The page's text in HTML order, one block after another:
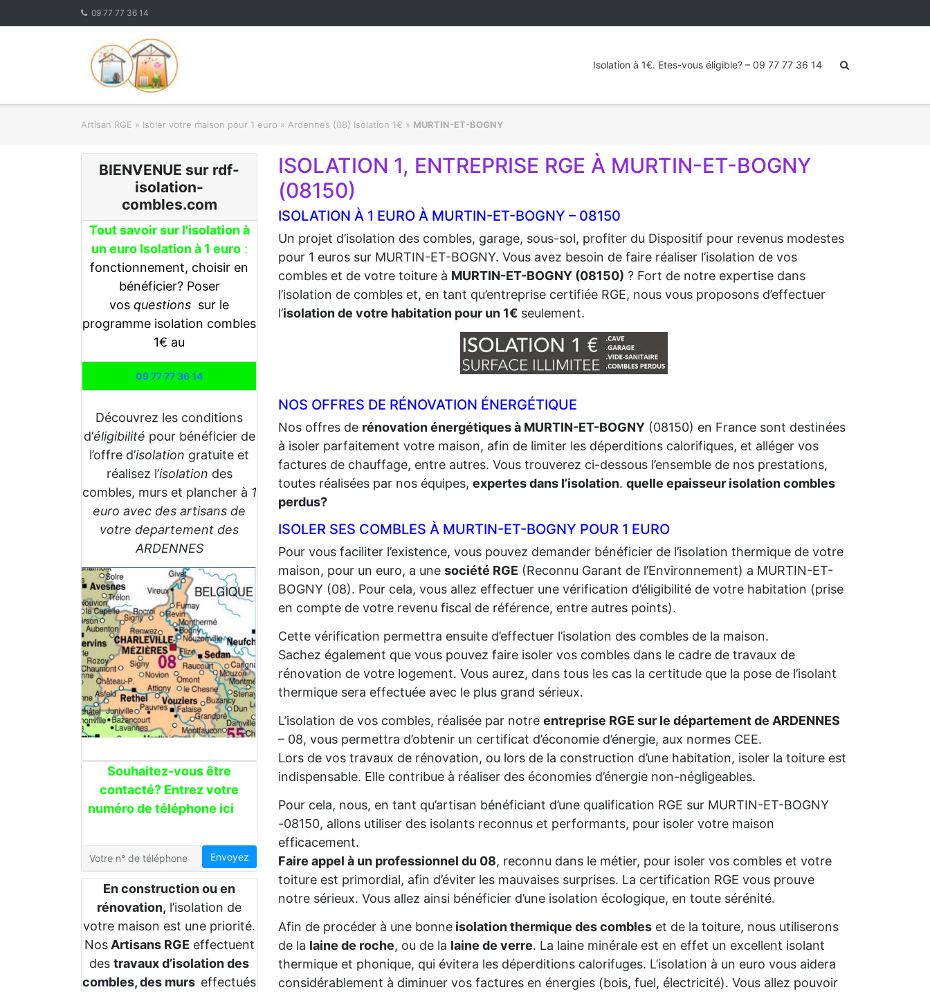
09 77 77 36 14
Isolation à 1€. Etes-vous éligible? – 09 77 77 36 14
Artisan RGE » Isoler votre maison pour 1 euro » Ardennes (08) Isolation 1€ » MURTIN-ET-BOGNY
BIENVENUE sur rdf-
isolation-
combles.com
Tout savoir sur l'isolation à
un euro Isolation à 1 euro:
fonctionnement, choisir en
bénéficier? Poser
vos questions sur le
programme isolation combles
1€ au
09 77 77 36 14
Découvrez les conditions
d’éligibilité pour bénéficier de
l’offre d’isolation gratuite et
réalisez l’isolation des
combles, murs et plancher à 1
euro avec des artisans de
votre departement des
ARDENNES
Souhaitez-vous être
contacté? Entrez votre
numéro de téléphone ici
Envoyez
En construction ou en
rénovation, l’isolation de
votre maison est une priorité.
NosArtisans RGE effectuent
des travaux d’isolation des
combles, des murs effectués
ISOLATION 1, ENTREPRISE RGE À MURTIN-ET-BOGNY
(08150)
ISOLATION À 1 EURO À MURTIN-ET-BOGNY – 08150
Un projet d’isolation des combles, garage, sous-sol, profiter du Dispositif pour revenus modestes
pour 1 euros sur MURTIN-ET-BOGNY. Vous avez besoin de faire réaliser l’isolation de vos
combles et de votre toiture à MURTIN-ET-BOGNY (08150) ? Fort de notre expertise dans
l’isolation de combles et, en tant qu’entreprise certifiée RGE, nous vous proposons d’effectuer
l’isolation de votre habitation pour un 1€ seulement.
NOS OFFRES DE RÉNOVATION ÉNERGÉTIQUE
Nos offres de rénovation énergétiques à MURTIN-ET-BOGNY (08150) en France sont destinées
à isoler parfaitement votre maison, afin de limiter les déperditions calorifiques, et alléger vos
factures de chauffage, entre autres. Vous trouverez ci-dessous l’ensemble de nos prestations,
toutes réalisées par nos équipes, expertes dans l’isolation. quelle epaisseur isolation combles
perdus?
ISOLER SES COMBLES À MURTIN-ET-BOGNY POUR 1 EURO
Pour vous faciliter l’existence, vous pouvez demander bénéficier de l’isolation thermique de votre
maison, pour un euro, a une société RGE (Reconnu Garant de l’Environnement) a MURTIN-ET-
BOGNY (08). Pour cela, vous allez effectuer une vérification d’éligibilité de votre habitation (prise
en compte de votre revenu fiscal de référence, entre autres points).
Cette vérification permettra ensuite d’effectuer l’isolation des combles de la maison.
Sachez également que vous pouvez faire isoler vos combles dans le cadre de travaux de
rénovation de votre logement. Vous aurez, dans tous les cas la certitude que la pose de l’isolant
thermique sera effectuée avec le plus grand sérieux.
L’isolation de vos combles, réalisée par notre entreprise RGE sur le département de ARDENNES
– 08, vous permettra d’obtenir un certificat d’économie d’énergie, aux normes CEE.
Lors de vos travaux de rénovation, ou lors de la construction d’une habitation, isoler la toiture est
indispensable. Elle contribue à réaliser des économies d’énergie non-négligeables.
Pour cela, nous, en tant qu’artisan bénéficiant d’une qualification RGE sur MURTIN-ET-BOGNY
-08150, allons utiliser des isolants reconnus et performants, pour isoler votre maison
efficacement.
Faire appel à un professionnel du 08, reconnu dans le métier, pour isoler vos combles et votre
toiture est primordial, afin d’éviter les mauvaises surprises. La certification RGE vous prouve
notre sérieux. Vous allez ainsi bénéficier d’une isolation écologique, en toute sérénité.
Afin de procéder à une bonne isolation thermique des combles et de la toiture, nous utiliserons
de la laine de roche, ou de la laine de verre. La laine minérale est en effet un excellent isolant
thermique et phonique, qui évitera les déperditions calorifuges. L’isolation à un euro vous aidera
considérablement à diminuer vos factures en énergies (bois, fuel, électricité). Vous allez pouvoir